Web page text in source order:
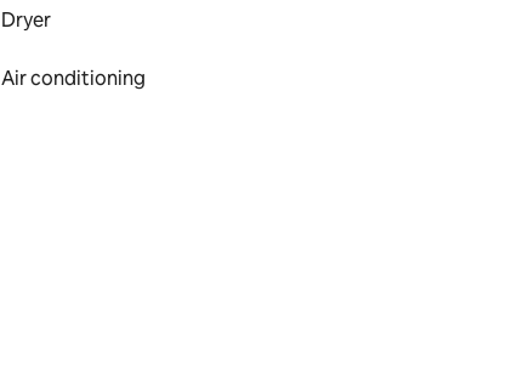
Dryer
Air conditioning